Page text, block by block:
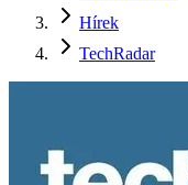
Hírek
TechRadar